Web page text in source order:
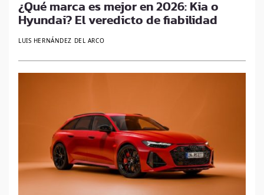
¿Qué marca es mejor en 2026: Kia o
Hyundai? El veredicto de fiabilidad
LUIS HERNÁNDEZ DEL ARCO